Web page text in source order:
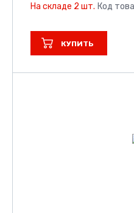
На складе 2 шт. Код
КУПИТЬ